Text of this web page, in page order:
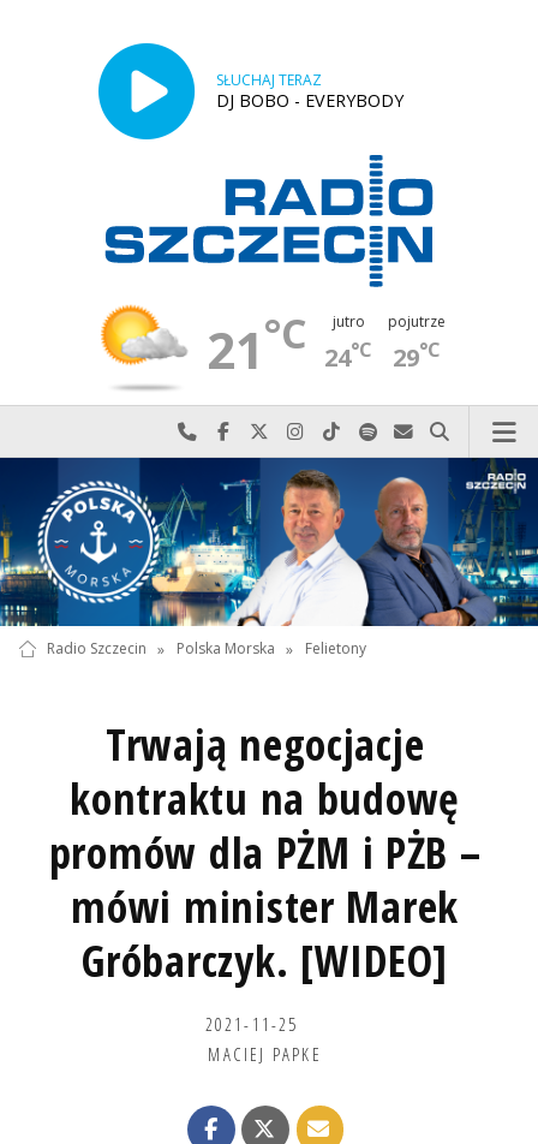
SŁUCHAJ TERAZ
DJ BOBO - EVERYBODY
21°C jutro
24°C
pojutrze
29°C
Najlepiej po prostu do nas zadzwoń
Odwiedź nas na Facebook-u
Odwiedź nas na X
Odwiedź nas na Instagram-ie
Odwiedź nas na TikTok-u
Szukaj nas na Spotify
Wyślij do nas
Szukaj
Radio Szczecin » Polska Morska » Felietony
Trwają negocjacje
kontraktu na budowę
promów dla PŻM i PŻB –
mówi minister Marek
Gróbarczyk. [WIDEO]
2021-11-25
MACIEJ PAPKE